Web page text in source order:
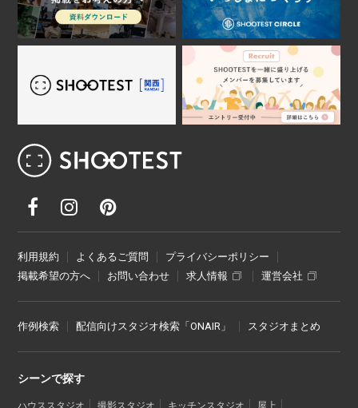
利用規約 よくあるご質問
プライバシーポリシー
掲載希望の方へ
お問い合わせ 求人情報 運営会社
作例検索 配信向けスタジオ検索「ONAIR」 スタジオまとめ
シーンで探す